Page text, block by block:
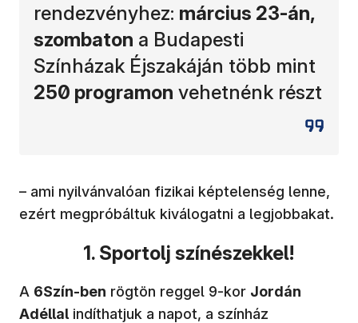
rendezvényhez: március 23-án,
szombaton a Budapesti
Színházak Éjszakáján több mint
250 programon vehetnénk részt
– ami nyilvánvalóan fizikai képtelenség lenne,
ezért megpróbáltuk kiválogatni a legjobbakat.
1. Sportolj színészekkel!
A 6Szín-ben rögtön reggel 9-kor Jordán
Adéllal indíthatjuk a napot, a színház